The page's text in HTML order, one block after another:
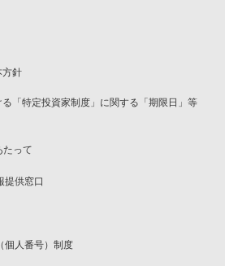
方針
る「特定投資家制度」に関する「期限日」等
って
提供窓口
個人番号）制度